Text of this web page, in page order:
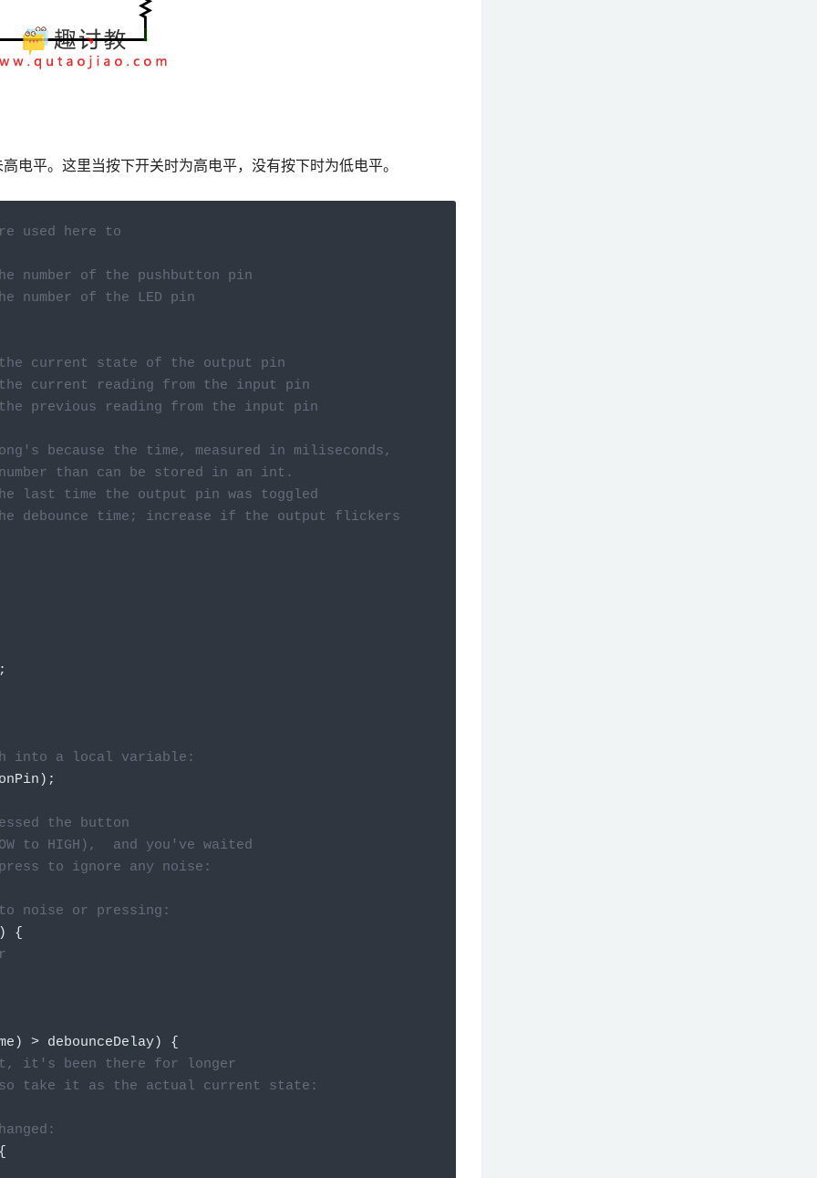
电平。这里当按下开关时为高电平，没有按下时为低电平。
used here to
number of the pushbutton pin
number of the LED pin
current state of the output pin
current reading from the input pin
previous reading from the input pin
because the time, measured in miliseconds,
than can be stored in an int.
last time the output pin was toggled
debounce time; increase if the output flickers
into a local variable:
);
the button
to HIGH),  and you've waited
to ignore any noise:
noise or pressing:
{
) > debounceDelay)
{
it's been there for longer
take it as the actual current state: